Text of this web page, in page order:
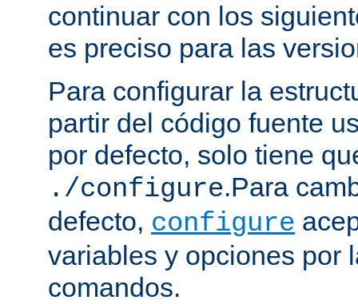
continuar con los
es preciso para las
Para configurar la
partir del código fuente
por defecto, solo tiene
./configure.Para
defecto, configure
variables y opciones por
comandos.